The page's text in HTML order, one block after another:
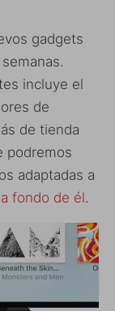
gadgets
incluye el
de
de tienda
podremos
adaptadas a
fondo de él.